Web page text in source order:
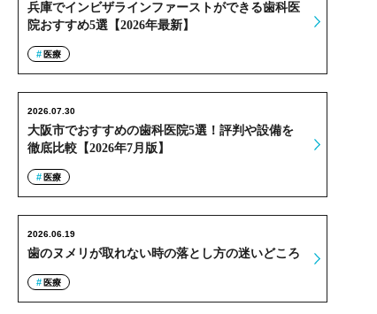
兵庫でインビザラインファーストができる歯科医
院おすすめ5選【2026年最新】
医療
大阪市でおすすめの歯科医院5選！評判や設備を
徹底比較【2026年7月版】
2026.07.30
医療
歯のヌメリが取れない時の落とし方の迷いどころ
2026.06.19
医療